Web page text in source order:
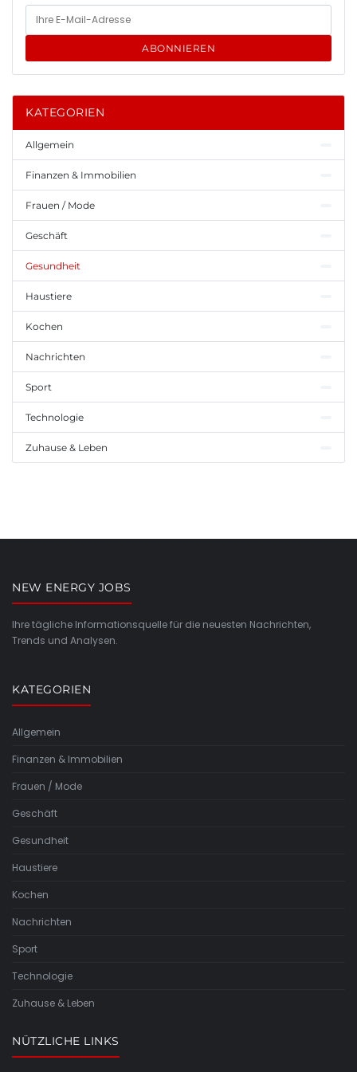
ABONNIEREN
KATEGORIEN
Allgemein
Finanzen & Immobilien
Frauen / Mode
Geschäft
Gesundheit
Haustiere
Kochen
Nachrichten
Sport
Technologie
Zuhause & Leben
NEW ENERGY JOBS
Ihre tägliche Informationsquelle für die neuesten Nachrichten,
Trends und Analysen.
KATEGORIEN
Allgemein
Finanzen & Immobilien
Frauen / Mode
Geschäft
Gesundheit
Haustiere
Kochen
Nachrichten
Sport
Technologie
Zuhause & Leben
NÜTZLICHE LINKS